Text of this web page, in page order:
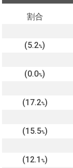
割合
(5.2%)
(0.0%)
(17.2%)
(15.5%)
(12.1 %)